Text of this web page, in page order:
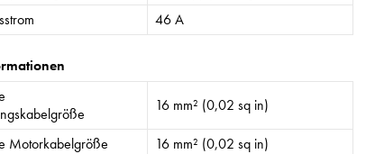
46 A
16 mm² (0,02 sq in)
Motorkabelgröße
16 mm² (0,02 sq in)